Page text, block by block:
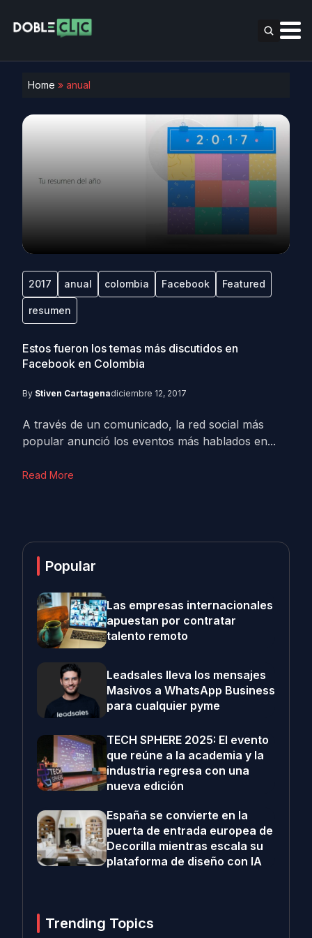
Home » anual
2017 anual colombia Facebook Featured
resumen
Estos fueron los temas más discutidos en
Facebook en Colombia
By Stiven Cartagenadiciembre 12, 2017
A través de un comunicado, la red social más
popular anunció los eventos más hablados en...
Read More
Popular
Las empresas internacionales
apuestan por contratar
talento remoto
Leadsales lleva los mensajes
Masivos a WhatsApp Business
para cualquier pyme
TECH SPHERE 2025: El evento
que reúne a la academia y la
industria regresa con una
nueva edición
España se convierte en la
puerta de entrada europea de
Decorilla mientras escala su
plataforma de diseño con IA
Trending Topics